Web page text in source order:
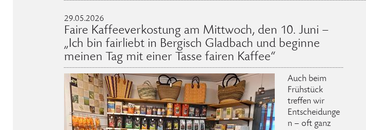
29.05.2026
Faire Kaffeeverkostung am Mittwoch, den 10. Juni –
„Ich bin fairliebt in Bergisch Gladbach und beginne
meinen Tag mit einer Tasse fairen Kaffee“
Auch beim
Frühstück
treffen wir
Entscheidunge
n – oft ganz